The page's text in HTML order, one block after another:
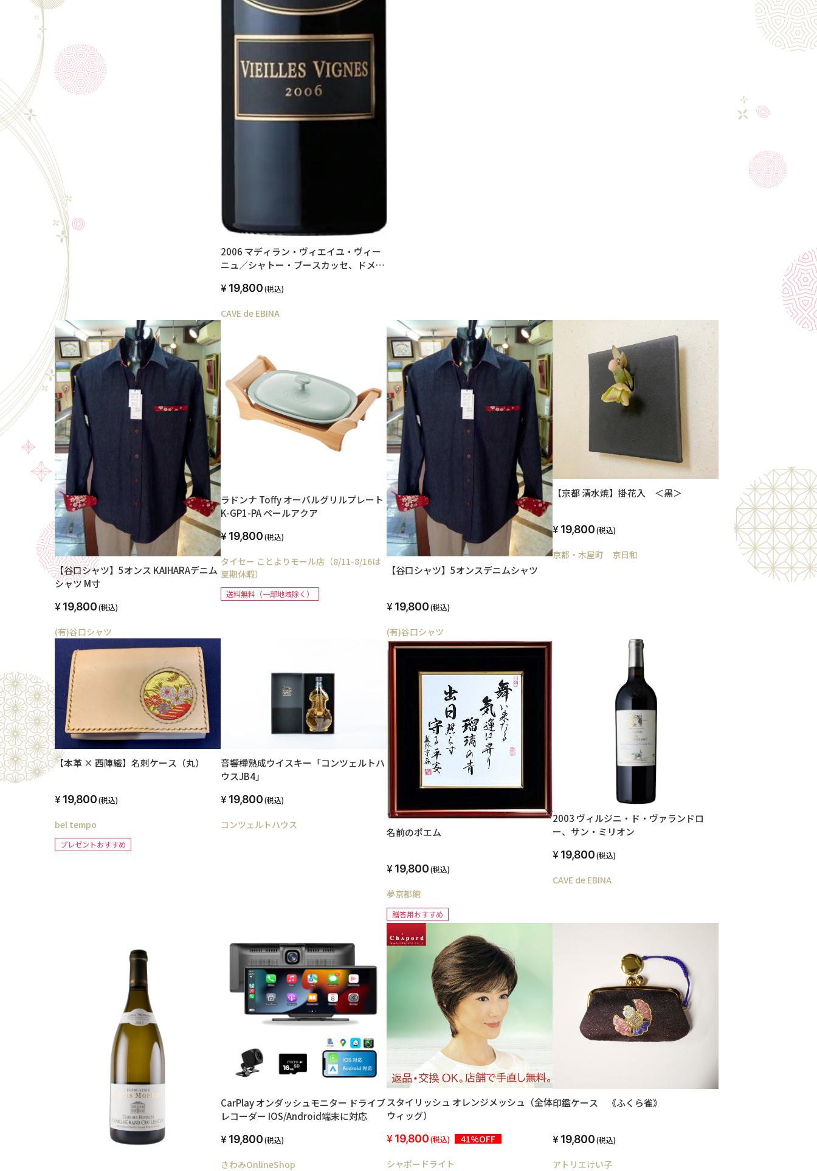
2006 マディラン・ヴィエイユ・ヴィー
ニュ／シャトー・ブースカッセ、ドメー
19,800(税込)
CAVE de EBINA
【谷口シャツ】5オンス KAIHARAデニム
シャツ M寸
19,800(税込)
(有)谷口シャツ
ラドンナ Toffy オーバルグリルプレート
K-GP1-PA ペールアクア
19,800(税込)
タイセー ことよりモール店（8/11-8/16は
夏期休暇）
送料無料（一部地域除く）
【谷口シャツ】5オンスデニムシャツ
19,800(税込)
(有)谷口シャツ
【京都 清水焼】掛花入 ＜黒＞
19,800(税込)
京都・木屋町 京日和
【本革 × 西陣織】名刺ケース（丸）
19,800(税込)
bel tempo
プレゼントおすすめ
音響樽熟成ウイスキー「コンツェルトハ
ウスJB4」
19,800(税込)
コンツェルトハウス
名前のポエム
19,800(税込)
夢京都館
贈答用おすすめ
2003 ヴィルジニ・ド・ヴァランドロ
ー、サン・ミリオン
19,800(税込)
CAVE de EBINA
CarPlay オンダッシュモニター ドライブ
レコーダー IOS/Android端末に対応
19,800(税込)
きわみOnlineShop
スタイリッシュ オレンジメッシュ（全体
ウィッグ）
19,800(税込) 41%OFF
シャポードライト
印鑑ケース 《ふくら雀》
19,800(税込)
アトリエけい子